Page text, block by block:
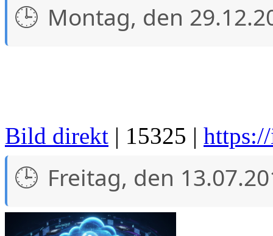
Montag, den
Bild direkt | 15325 |
Freitag, den